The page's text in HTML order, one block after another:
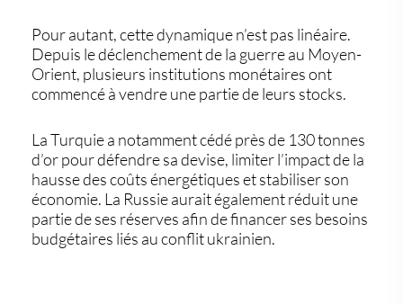
Pour autant, cette dynamique n’est pas linéaire.
Depuis le déclenchement de la guerre au Moyen-
Orient, plusieurs institutions monétaires ont
commencé à vendre une partie de leurs stocks.
La Turquie a notamment cédé près de 130 tonnes
d’or pour défendre sa devise, limiter l’impact de la
hausse des coûts énergétiques et stabiliser son
économie. La Russie aurait également réduit une
partie de ses réserves afin de financer ses besoins
budgétaires liés au conflit ukrainien.